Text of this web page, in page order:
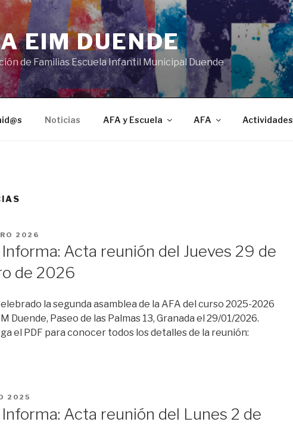
EIM DUENDE
de Familias Escuela Infantil Municipal Duende
Noticias AFA y Escuela AFA Actividades
2026
Acta reunión del Jueves 29 de
de 2026
la segunda asamblea de la AFA del curso 2025-2026
Duende, Paseo de las Palmas 13, Granada el 29/01/2026.
el PDF para conocer todos los detalles de la reunión:
2025
Acta reunión del Lunes 2 de